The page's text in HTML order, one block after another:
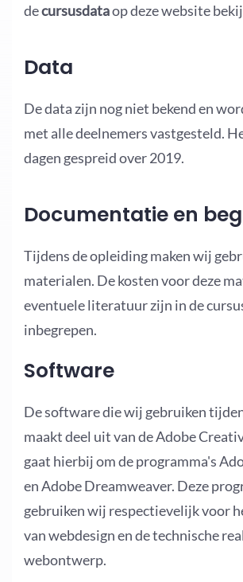
decursusdataop deze website
Data
De data zijn nog niet bekend en
met alle deelnemers vastgesteld.
dagen gespreid over 2019.
Documentatie en
Tijdens de opleiding maken wij
materialen. De kosten voor deze
eventuele literatuur zijn in de
inbegrepen.
Software
De software die wij gebruiken
maakt deel uit van de Adobe
gaat hierbij om de programma's
en Adobe Dreamweaver. Deze
gebruiken wij respectievelijk voor
van webdesign en de technische
webontwerp.